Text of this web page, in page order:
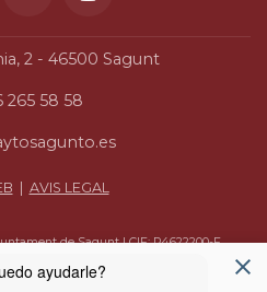
2 - 46500 Sagunt
265 58 58
AVIS LEGAL
de Sagunt | CIF: P4622200-F